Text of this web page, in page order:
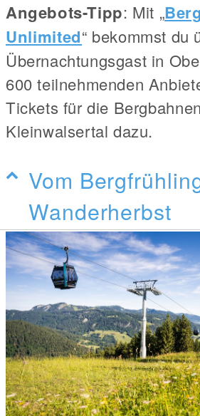
Angebots-Tipp: Mit „
Unlimited“ bekommst du
Übernachtungsgast in
600 teilnehmenden
Tickets für die
Kleinwalsertal dazu.
Vom
Wanderherbst